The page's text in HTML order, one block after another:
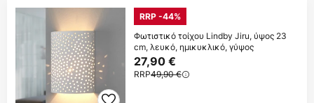
RRP -44%
Φωτιστικό τοίχου Lindby Jiru, ύψος 23
cm, λευκό, ημικυκλικό, γύψος
27,90 €
RRP49,90 €